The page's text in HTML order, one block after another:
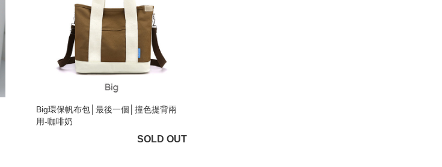
Big環保帆布包│最後一個│撞色提背兩
用-咖啡奶
SOLD OUT